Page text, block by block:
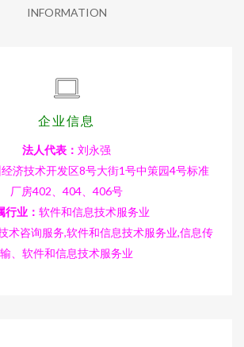
INFORMATION
企业信息
法人代表： 刘永强
济技术开发区8号大街1号中策园4号标准
厂房402、404、406号
行业： 软件和信息技术服务业
术咨询服务,软件和信息技术服务业,信息传
输、软件和信息技术服务业